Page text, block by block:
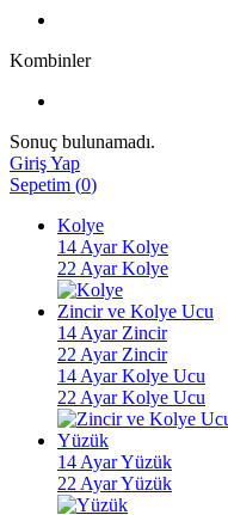
Kombinler
Sonuç bulunamadı.
Giriş Yap
Sepetim (0)
Kolye
14 Ayar Kolye
22 Ayar Kolye
Zincir ve Kolye Ucu
14 Ayar Zincir
22 Ayar Zincir
14 Ayar Kolye Ucu
22 Ayar Kolye Ucu
Yüzük
14 Ayar Yüzük
22 Ayar Yüzük